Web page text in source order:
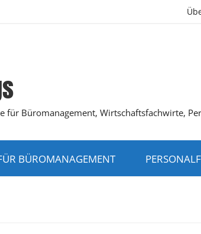
Büromanagement, Wirtschaftsfachwirte,
BÜROMANAGEMENT